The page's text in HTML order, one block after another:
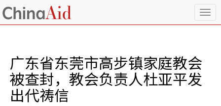
T
o
广东省东莞市高步镇家庭教会
被查封，教会负责人杜亚平发
出代祷信